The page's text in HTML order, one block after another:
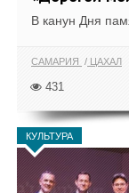
В канун Дня
САМАРИЯ ЦАХАЛ
431
КУЛЬТУРА